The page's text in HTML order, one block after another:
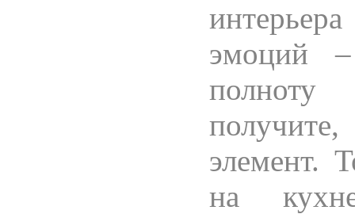
эмоций
элемент.
на